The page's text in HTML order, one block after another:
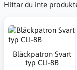
Hittar du inte
Bläckpatron Svart
typ CLI-8B